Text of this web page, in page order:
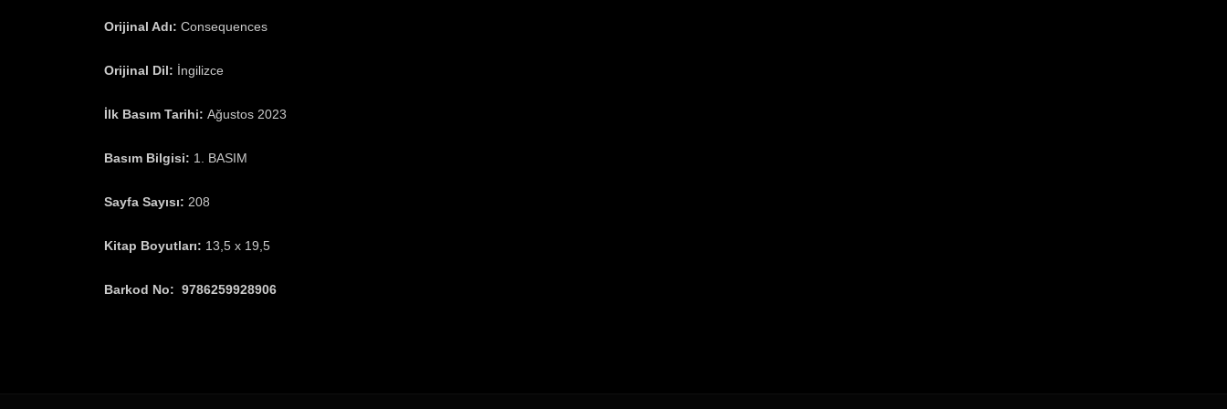
Orijinal Adı: Consequences
Orijinal Dil: İngilizce
İlk Basım Tarihi: Ağustos 2023
Basım Bilgisi: 1. BASIM
Sayfa Sayısı: 208
Kitap Boyutları: 13,5 x 19,5
Barkod No: 9786259928906